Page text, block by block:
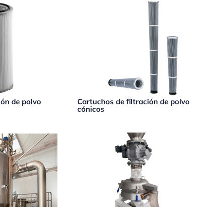
de polvo Cartuchos de filtración de polvo
cónicos